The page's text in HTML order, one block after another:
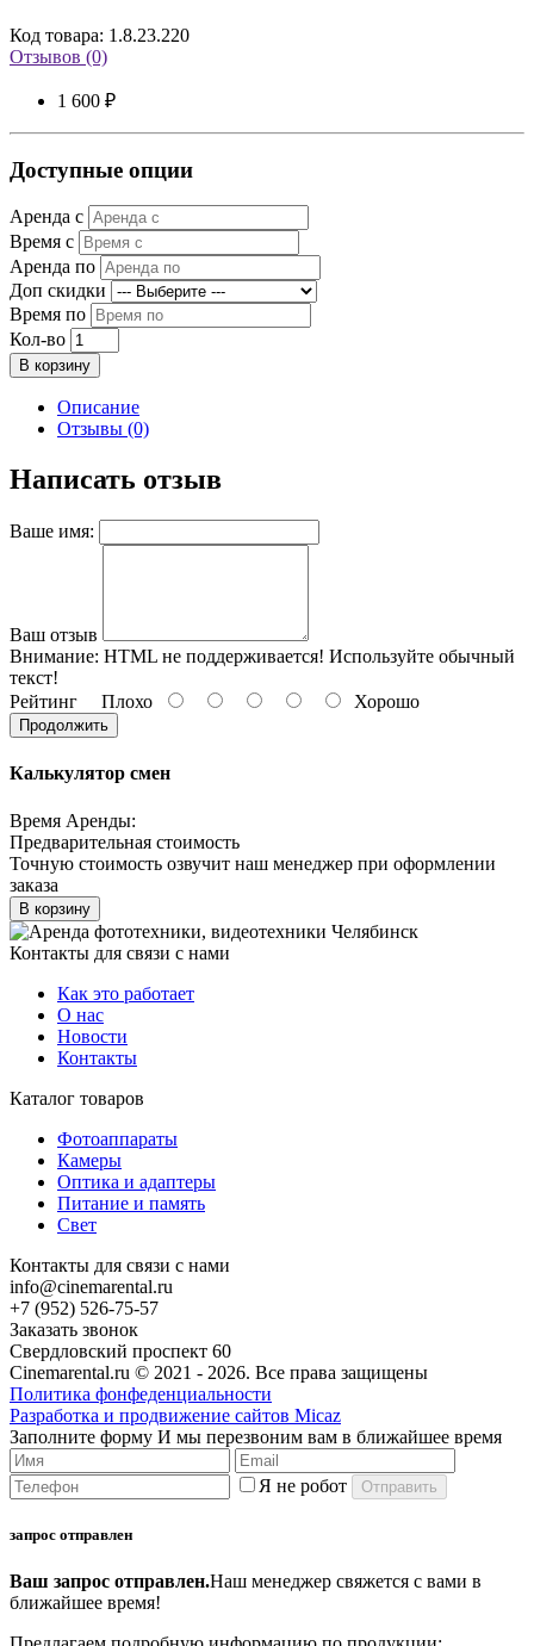
Код товара: 1.8.23.220
Отзывов (0)
1 600 ₽
Доступные опции
Аренда с
Время с
Аренда по
Доп скидки
Время по
Кол-во
В корзину
Описание
Отзывы (0)
Написать отзыв
Ваше имя:
Ваш отзыв
Внимание: HTML не поддерживается! Используйте обычный
текст!
Рейтинг Плохо Хорошо
Продолжить
Калькулятор смен
Время Аренды:
Предварительная стоимость
Точную стоимость озвучит наш менеджер при оформлении
заказа
В корзину
Контакты для связи с нами
Как это работает
О нас
Новости
Контакты
Каталог товаров
Фотоаппараты
Камеры
Оптика и адаптеры
Питание и память
Свет
Контакты для связи с нами
info@cinemarental.ru
+7 (952) 526-75-57
Заказать звонок
Свердловский проспект 60
Cinemarental.ru © 2021 - 2026. Все права защищены
Политика фонфеденциальности
Разработка и продвижение сайтов Micaz
Заполните форму И мы перезвоним вам в ближайшее время
Я не робот
запрос отправлен
Ваш запрос отправлен.Наш менеджер свяжется с вами в
ближайшее время!